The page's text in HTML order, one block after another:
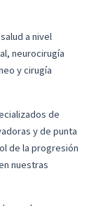
a nivel
neurocirugía
y cirugía
de
y de punta
de la progresión
nuestras